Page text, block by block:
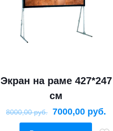
Экран на раме 427*247
см
8000,00руб. 7000,00 руб.